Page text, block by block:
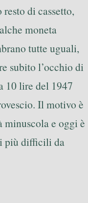
di cassetto,
moneta
tutte uguali,
subito l’occhio di
10 lire del 1947
Il motivo è
e oggi è
più difficili da